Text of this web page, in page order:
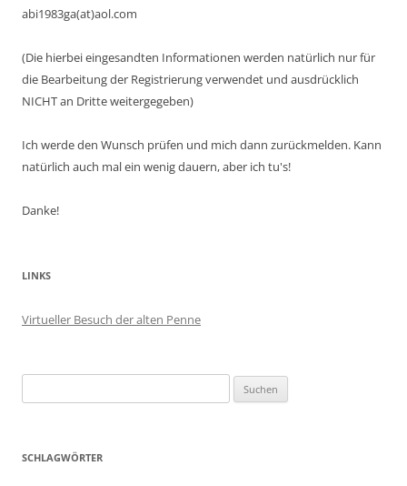
abi1983ga(at)aol.com
(Die hierbei eingesandten Informationen werden natürlich nur für
die Bearbeitung der Registrierung verwendet und ausdrücklich
NICHT an Dritte weitergegeben)
Ich werde den Wunsch prüfen und mich dann zurückmelden. Kann
natürlich auch mal ein wenig dauern, aber ich tu's!
Danke!
LINKS
Virtueller Besuch der alten Penne
nach:
SCHLAGWÖRTER